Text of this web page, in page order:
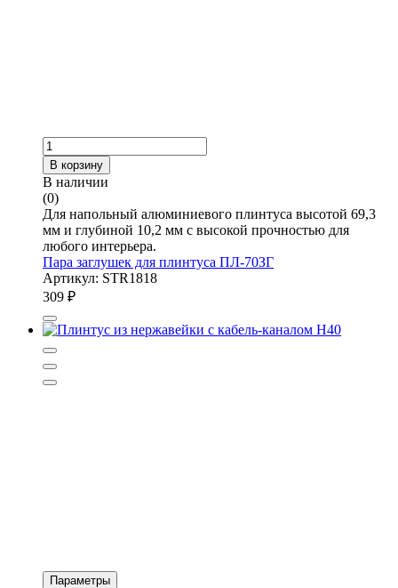
В корзину
В наличии
(0)
Для напольный алюминиевого плинтуса высотой 69,3
мм и глубиной 10,2 мм с высокой прочностью для
любого интерьера.
Пара заглушек для плинтуса ПЛ-70ЗГ
Артикул: STR1818
309 ₽
Параметры